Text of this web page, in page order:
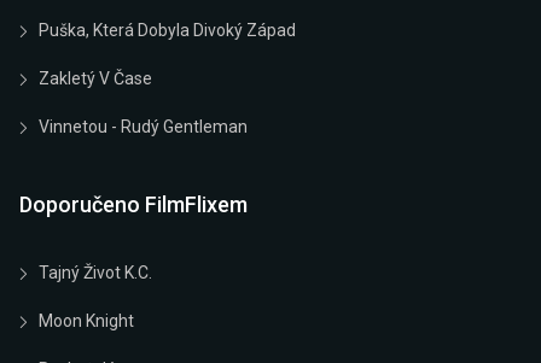
Puška, Která Dobyla Divoký Západ
Zakletý V Čase
Vinnetou - Rudý Gentleman
Doporučeno FilmFlixem
Tajný Život K.C.
Moon Knight